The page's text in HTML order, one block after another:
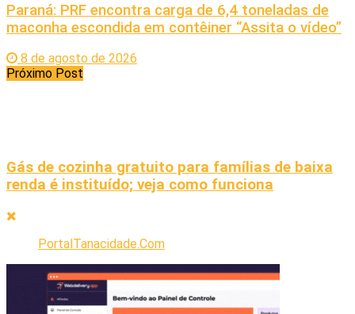
Paraná: PRF encontra carga de 6,4 toneladas de
maconha escondida em contêiner “Assita o vídeo”
8 de agosto de 2026
Próximo Post
Gás de cozinha gratuito para famílias de baixa
renda é instituído; veja como funciona
PortalTanacidade.Com